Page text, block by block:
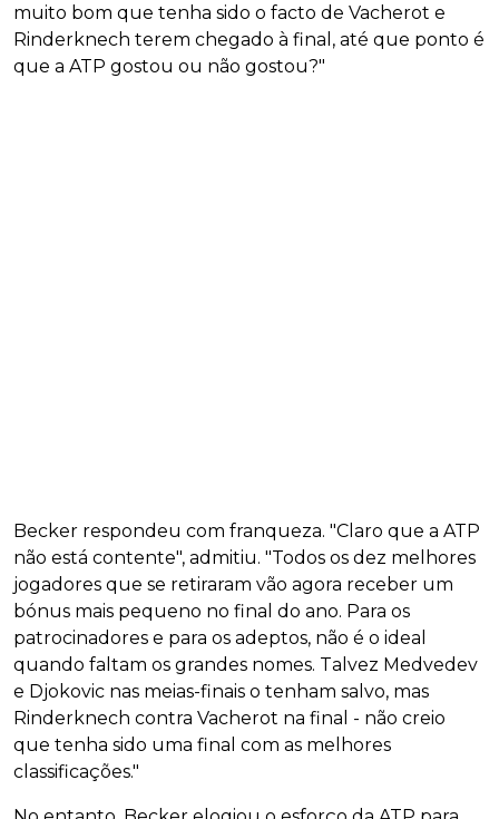
muito bom que tenha sido o facto de Vacherot e
Rinderknech terem chegado à final, até que ponto é
que a ATP gostou ou não gostou?"
Becker respondeu com franqueza. "Claro que a ATP
não está contente", admitiu. "Todos os dez melhores
jogadores que se retiraram vão agora receber um
bónus mais pequeno no final do ano. Para os
patrocinadores e para os adeptos, não é o ideal
quando faltam os grandes nomes. Talvez Medvedev
e Djokovic nas meias-finais o tenham salvo, mas
Rinderknech contra Vacherot na final - não creio
que tenha sido uma final com as melhores
classificações."